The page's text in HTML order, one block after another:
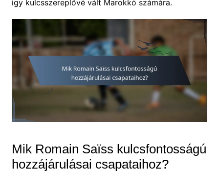
így kulcsszereplővé vált Marokkó számára.
Mik Romain Saïss kulcsfontosságú
hozzájárulásai csapataihoz?